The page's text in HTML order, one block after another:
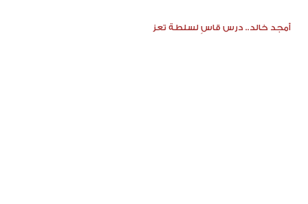
أمجد خالد.. درس قاسٍ لسلطة تعز